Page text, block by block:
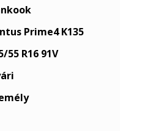
Prime4 K135
55 R16 91V